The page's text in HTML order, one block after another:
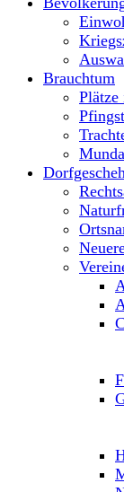
Brauchtum